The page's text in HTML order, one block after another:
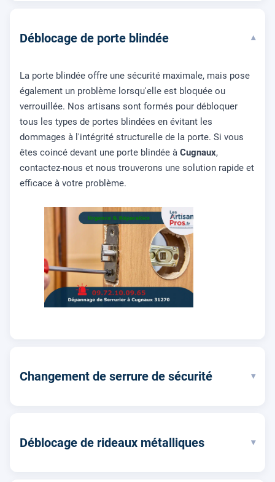
Déblocage de porte blindée ▾
La porte blindée offre une sécurité maximale, mais pose
également un problème lorsqu'elle est bloquée ou
verrouillée. Nos artisans sont formés pour débloquer
tous les types de portes blindées en évitant les
dommages à l'intégrité structurelle de la porte. Si vous
êtes coincé devant une porte blindée à Cugnaux,
contactez-nous et nous trouverons une solution rapide et
efficace à votre problème.
Changement de serrure de sécurité ▾
Déblocage de rideaux métalliques ▾